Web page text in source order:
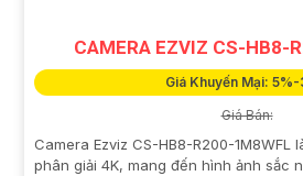
CAMERA EZVIZ CS-HB8-
Giá Khuyến Mại: 5%-
Giá Bán:
Camera Ezviz CS-HB8-R200-1M8WFL
phân giải 4K, mang đến hình ảnh sắc